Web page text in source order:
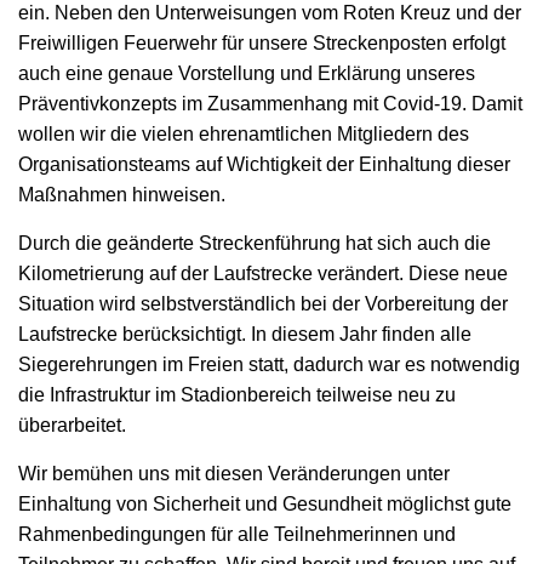
ein. Neben den Unterweisungen vom Roten Kreuz und der
Freiwilligen Feuerwehr für unsere Streckenposten erfolgt
auch eine genaue Vorstellung und Erklärung unseres
Präventivkonzepts im Zusammenhang mit Covid-19. Damit
wollen wir die vielen ehrenamtlichen Mitgliedern des
Organisationsteams auf Wichtigkeit der Einhaltung dieser
Maßnahmen hinweisen.
Durch die geänderte Streckenführung hat sich auch die
Kilometrierung auf der Laufstrecke verändert. Diese neue
Situation wird selbstverständlich bei der Vorbereitung der
Laufstrecke berücksichtigt. In diesem Jahr finden alle
Siegerehrungen im Freien statt, dadurch war es notwendig
die Infrastruktur im Stadionbereich teilweise neu zu
überarbeitet.
Wir bemühen uns mit diesen Veränderungen unter
Einhaltung von Sicherheit und Gesundheit möglichst gute
Rahmenbedingungen für alle Teilnehmerinnen und